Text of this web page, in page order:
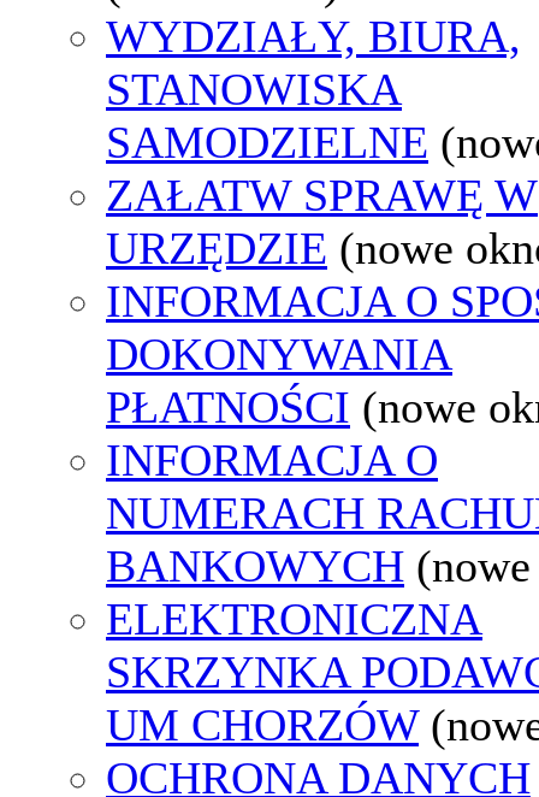
WYDZIAŁY, BIURA,
STANOWISKA
SAMODZIELNE
ZAŁATW SPRAWĘ W
URZĘDZIE (nowe
INFORMACJA O
DOKONYWANIA
PŁATNOŚCI (nowe
INFORMACJA O
NUMERACH
BANKOWYCH
ELEKTRONICZNA
SKRZYNKA
UM CHORZÓW
OCHRONA DANYCH